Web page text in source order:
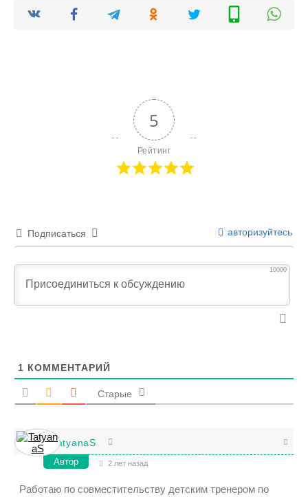
5
Рейтинг
Подписаться авторизуйтесь
10000
1 КОММЕНТАРИЙ
Старые
TatyanaS
Автор 2 лет назад
Работаю по совместительству детским тренером по